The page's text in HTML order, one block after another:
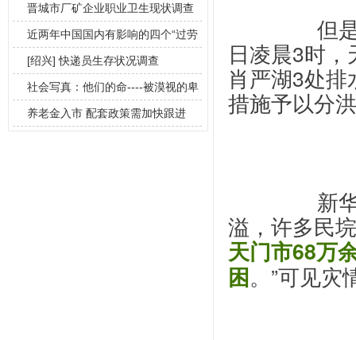
日凌晨3时
肖严湖3处
措施予以分
溢，许多民
天门市68万
困。”可见灾
来顾
晋城市厂矿企业职业卫生现状调查
近两年中国国内有影响的四个“过劳
死”案例
[绍兴] 快递员生存状况调查
社会写真：他们的命----被漠视的卑
微职
养老金入市 配套政策需加快跟进